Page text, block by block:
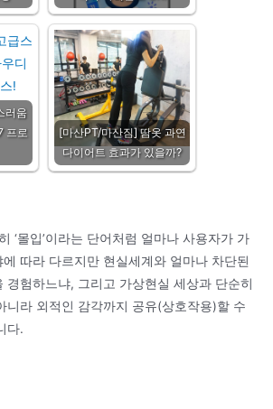
러움
프로
[마산PT/마산짐] 땀옷 과연
다이어트 효과가 있을까?
‘몰입’이라는 단어처럼 얼마나 사용자가 가
따라 다르지만 현실세계와 얼마나 차단된
경험하느냐, 그리고 가상현실 세상과 단순히
니라 외적인 감각까지 공유(상호작용)할 수
다.